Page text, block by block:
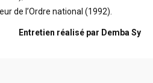
de l’Ordre national (1992).
Entretien réalisé par Demba Sy